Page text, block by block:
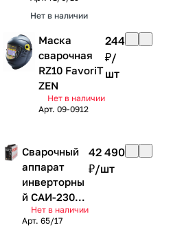
Нет в наличии
Маска
сварочная
RZ10 FavoriT
ZEN
Нет в наличии
Арт.09-0912
244
₽/
шт
Сварочный
аппарат
инверторны
й САИ-230-
АД
(аргонодуго
Нет в наличии
Арт.65/17
42 490
₽/шт